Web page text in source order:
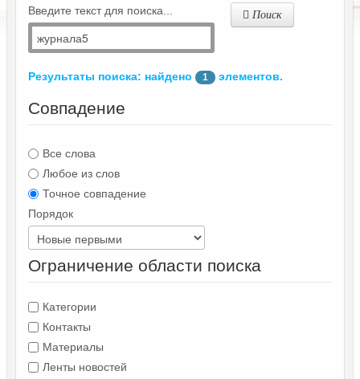
Введите текст для поиска... Поиск
Результаты поиска: найдено 1 элементов.
Совпадение
Все слова
Любое из слов
Точное совпадение
Порядок
Ограничение области поиска
Категории
Контакты
Материалы
Ленты новостей